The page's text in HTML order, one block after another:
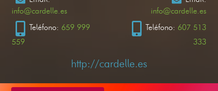
info@cardelle.es
Teléfono: 659 999
559
info@cardelle.es
Teléfono: 607 513
333
http://cardelle.es